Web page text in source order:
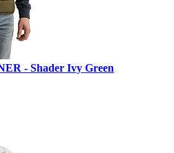
- Shader Ivy Green